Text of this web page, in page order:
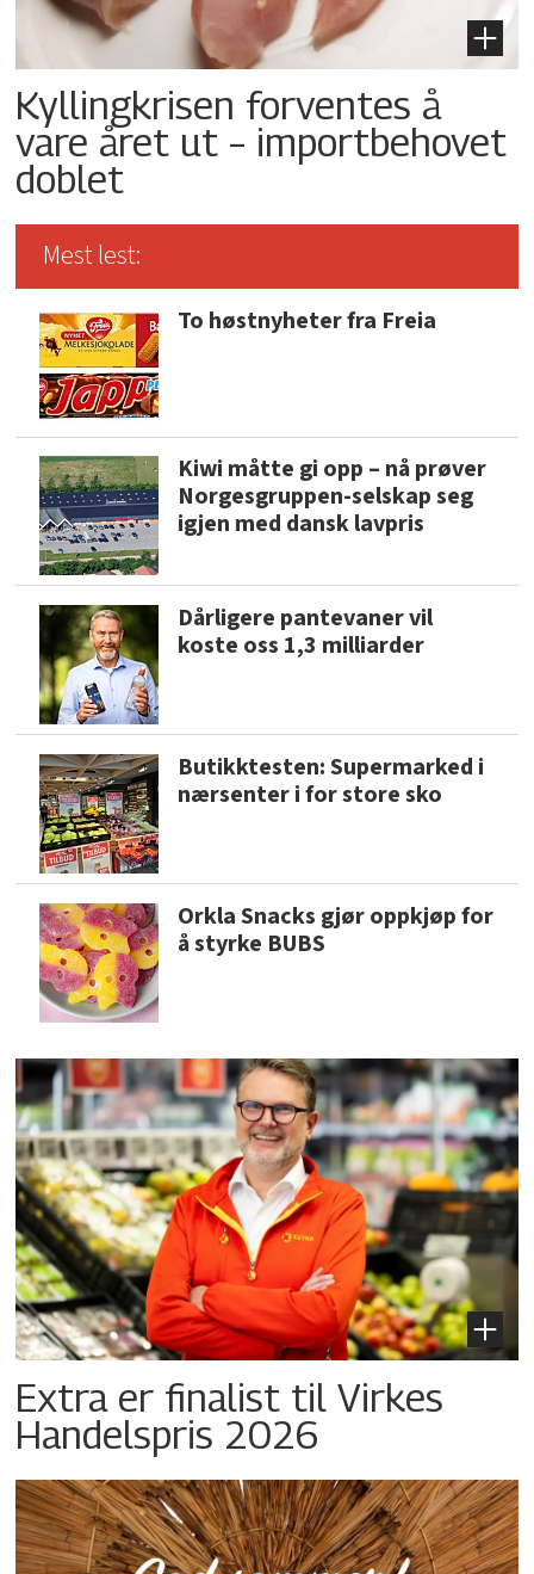
Kyllingkrisen forventes å
vare året ut – importbehovet
doblet
Mest lest:
To høstnyheter fra Freia
Kiwi måtte gi opp – nå prøver
Norgesgruppen-selskap seg
igjen med dansk lavpris
Dårligere pantevaner vil
koste oss 1,3 milliarder
Butikktesten: Supermarked i
nærsenter i for store sko
Orkla Snacks gjør oppkjøp for
å styrke BUBS
Extra er finalist til Virkes
Handelspris 2026